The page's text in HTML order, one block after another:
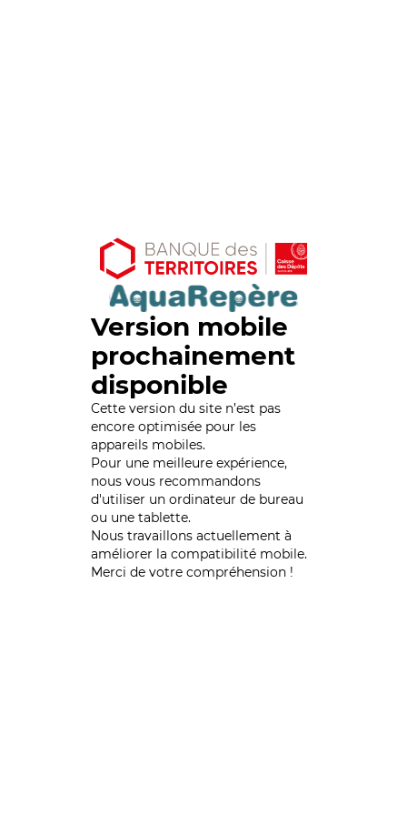
Version mobile
prochainement
disponible
Cette version du site n’est pas
encore optimisée pour les
appareils mobiles.
Pour une meilleure expérience,
nous vous recommandons
d'utiliser un ordinateur de bureau
ou une tablette.
Nous travaillons actuellement à
améliorer la compatibilité mobile.
Merci de votre compréhension !